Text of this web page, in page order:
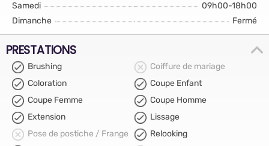
Samedi
09h00-18h00
Dimanche
Fermé
PRESTATIONS
Brushing
Coiffure de mariage
Coloration
Coupe Enfant
Coupe Femme
Coupe Homme
Extension
Lissage
Pose de postiche / Frange
Relooking